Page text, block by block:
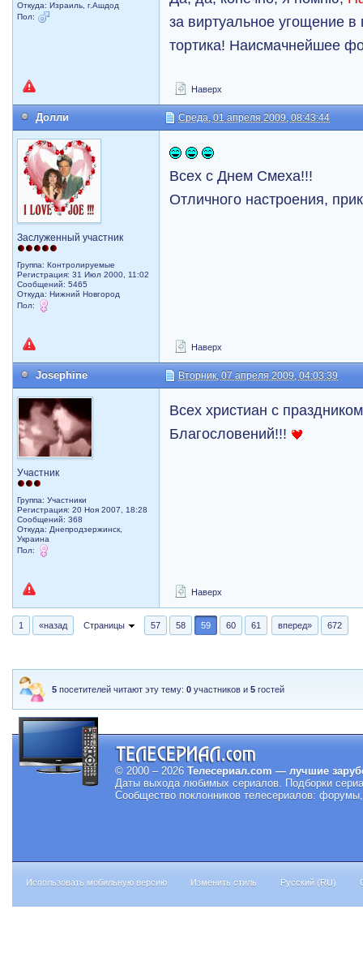
Откуда: Израиль, г.Ашдод
Пол:
за виртуальное угощение
тортика! Наисмачнейшее
Наверх
Долли Среда, 01 апреля 2009, 08:43:44
Заслуженный участник
Группа: Контролируемые
Регистрация: 31 Июл 2000, 11:02
Сообщений: 5465
Откуда: Нижний Новгород
Пол:
Всех с Днем Смеха!!!
Отличного настроения,
Наверх
Josephine Вторник, 07 апреля 2009, 04:03:39
Участник
Группа: Участники
Регистрация: 20 Ноя 2007, 18:28
Сообщений: 368
Откуда: Днепродзержинск,
Украина
Пол:
Всех христиан с
Благословений!!!
Наверх
1 «назад Страницы 57 58 59 60 61 вперед» 672
5 посетителей читают эту тему:0 участников и5 гостей
© 2000 – 2026 Телесериал.com — лучшие
Даты выхода любимых сериалов. Подборки
Сообщество поклонников телесериалов:
Использовать мобильную версию Изменить стиль Русский (RU)